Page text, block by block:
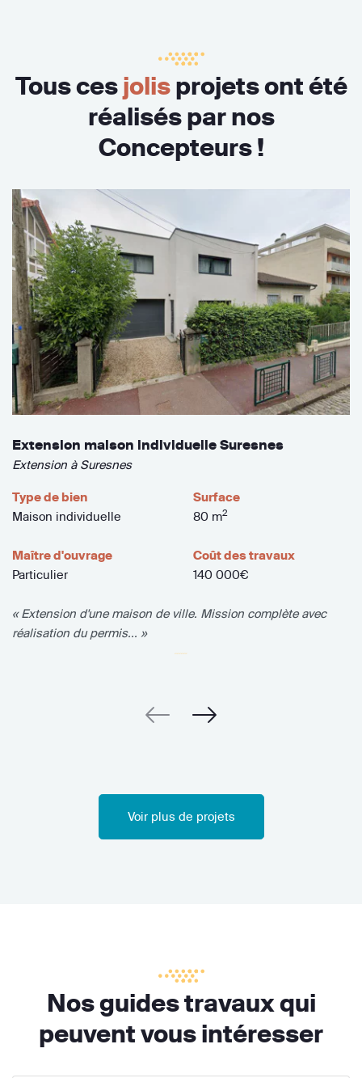
Tous cesjolisprojets ont été
réalisés par nos
Concepteurs !
Extension maison individuelle Suresnes
Extension à Suresnes
Type de bien
Maison individuelle
Surface
80 m2
Maître d'ouvrage
Particulier
Coût des travaux
140 000€
« Extension d'une maison de ville. Mission complète avec
réalisation du permis... »
Voir plus de projets
Nos guides travaux qui
peuvent vous intéresser